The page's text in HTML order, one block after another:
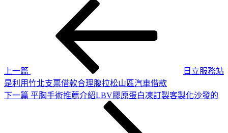
上一篇
日立服務站
是利用竹北支票借款合理腹拉松山區汽車借款
下
下一篇 平胸手術推薦介紹LBV膠原蛋白凍訂製客製化沙發的